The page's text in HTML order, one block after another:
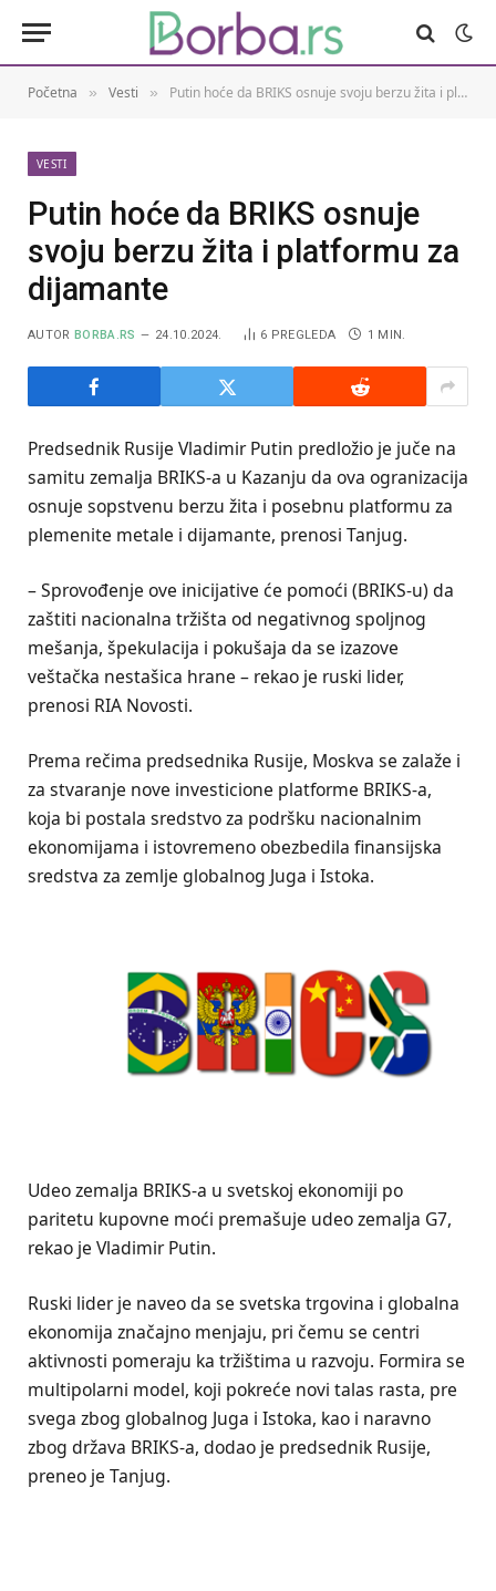
Početna » Vesti » Putin hoće da BRIKS osnuje svoju berzu žita i platformu za dijamante
VESTI
Putin hoće da BRIKS osnuje
svoju berzu žita i platformu za
dijamante
AUTOR BORBA.RS 24.10.2024. 6 PREGLEDA 1 MIN.
Predsednik Rusije Vladimir Putin predložio je juče na
samitu zemalja BRIKS-a u Kazanju da ova ogranizacija
osnuje sopstvenu berzu žita i posebnu platformu za
plemenite metale i dijamante, prenosi Tanjug.
– Sprovođenje ove inicijative će pomoći (BRIKS-u) da
zaštiti nacionalna tržišta od negativnog spoljnog
mešanja, špekulacija i pokušaja da se izazove
veštačka nestašica hrane – rekao je ruski lider,
prenosi RIA Novosti.
Prema rečima predsednika Rusije, Moskva se zalaže i
za stvaranje nove investicione platforme BRIKS-a,
koja bi postala sredstvo za podršku nacionalnim
ekonomijama i istovremeno obezbedila finansijska
sredstva za zemlje globalnog Juga i Istoka.
Udeo zemalja BRIKS-a u svetskoj ekonomiji po
paritetu kupovne moći premašuje udeo zemalja G7,
rekao je Vladimir Putin.
Ruski lider je naveo da se svetska trgovina i globalna
ekonomija značajno menjaju, pri čemu se centri
aktivnosti pomeraju ka tržištima u razvoju. Formira se
multipolarni model, koji pokreće novi talas rasta, pre
svega zbog globalnog Juga i Istoka, kao i naravno
zbog država BRIKS-a, dodao je predsednik Rusije,
preneo je Tanjug.